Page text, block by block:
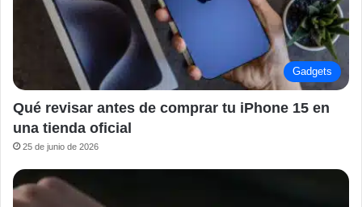
Gadgets
Qué revisar antes de comprar tu iPhone 15 en
una tienda oficial
25 de junio de 2026